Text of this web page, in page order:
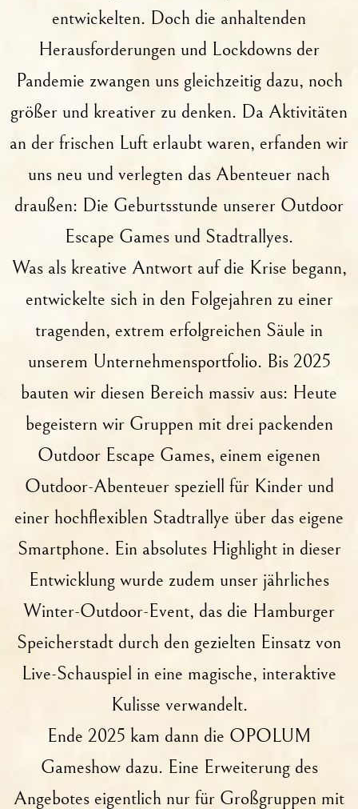
entwickelten. Doch die anhaltenden
Herausforderungen und Lockdowns der
Pandemie zwangen uns gleichzeitig dazu, noch
größer und kreativer zu denken. Da Aktivitäten
an der frischen Luft erlaubt waren, erfanden wir
uns neu und verlegten das Abenteuer nach
draußen: Die Geburtsstunde unserer Outdoor
Escape Games und Stadtrallyes.
Was als kreative Antwort auf die Krise begann,
entwickelte sich in den Folgejahren zu einer
tragenden, extrem erfolgreichen Säule in
unserem Unternehmensportfolio. Bis 2025
bauten wir diesen Bereich massiv aus: Heute
begeistern wir Gruppen mit drei packenden
Outdoor Escape Games, einem eigenen
Outdoor-Abenteuer speziell für Kinder und
einer hochflexiblen Stadtrallye über das eigene
Smartphone. Ein absolutes Highlight in dieser
Entwicklung wurde zudem unser jährliches
Winter-Outdoor-Event, das die Hamburger
Speicherstadt durch den gezielten Einsatz von
Live-Schauspiel in eine magische, interaktive
Kulisse verwandelt.
Ende 2025 kam dann die OPOLUM
Gameshow dazu. Eine Erweiterung des
Angebotes eigentlich nur für Großgruppen mit